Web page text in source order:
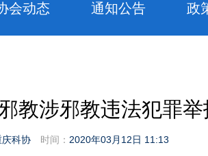
会动态 通知公告 政
教涉邪教违法犯罪举
庆科协 时间： 2020年03月12日 11:13